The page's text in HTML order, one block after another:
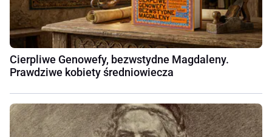
Cierpliwe Genowefy, bezwstydne Magdaleny.
Prawdziwe kobiety średniowiecza